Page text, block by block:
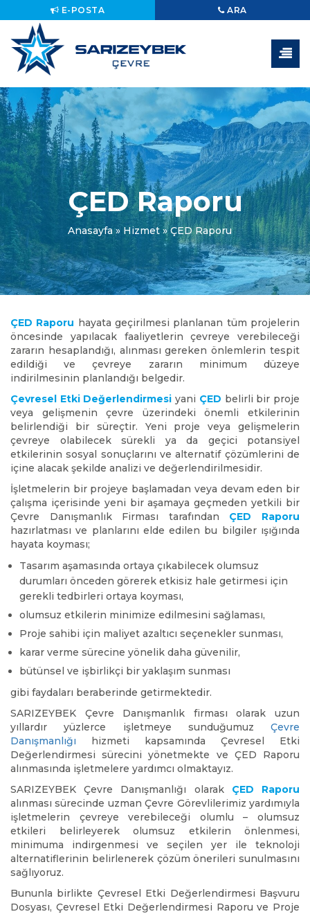
E-POSTA ARA
ÇED Raporu
Anasayfa» Hizmet»ÇED Raporu
ÇED Raporu hayata geçirilmesi planlanan tüm projelerin
öncesinde yapılacak faaliyetlerin çevreye verebileceği
zararın hesaplandığı, alınması gereken önlemlerin tespit
edildiği ve çevreye zararın minimum düzeye
indirilmesinin planlandığı belgedir.
Çevresel Etki Değerlendirmesi yani ÇED belirli bir proje
veya gelişmenin çevre üzerindeki önemli etkilerinin
belirlendiği bir süreçtir. Yeni proje veya gelişmelerin
çevreye olabilecek sürekli ya da geçici potansiyel
etkilerinin sosyal sonuçlarını ve alternatif çözümlerini de
içine alacak şekilde analizi ve değerlendirilmesidir.
İşletmelerin bir projeye başlamadan veya devam eden bir
çalışma içerisinde yeni bir aşamaya geçmeden yetkili bir
Çevre Danışmanlık Firması tarafından ÇED Raporu
hazırlatması ve planlarını elde edilen bu bilgiler ışığında
hayata koyması;
Tasarım aşamasında ortaya çıkabilecek olumsuz
durumları önceden görerek etkisiz hale getirmesi için
gerekli tedbirleri ortaya koyması,
olumsuz etkilerin minimize edilmesini sağlaması,
Proje sahibi için maliyet azaltıcı seçenekler sunması,
karar verme sürecine yönelik daha güvenilir,
bütünsel ve işbirlikçi bir yaklaşım sunması
gibi faydaları beraberinde getirmektedir.
SARIZEYBEK Çevre Danışmanlık firması olarak uzun
yıllardır yüzlerce işletmeye sunduğumuz Çevre
Danışmanlığı hizmeti kapsamında Çevresel Etki
Değerlendirmesi sürecini yönetmekte ve ÇED Raporu
alınmasında işletmelere yardımcı olmaktayız.
SARIZEYBEK Çevre Danışmanlığı olarak ÇED Raporu
alınması sürecinde uzman Çevre Görevlilerimiz yardımıyla
işletmelerin çevreye verebileceği olumlu – olumsuz
etkileri belirleyerek olumsuz etkilerin önlenmesi,
minimuma indirgenmesi ve seçilen yer ile teknoloji
alternatiflerinin belirlenerek çözüm önerileri sunulmasını
sağlıyoruz.
Bununla birlikte Çevresel Etki Değerlendirmesi Başvuru
Dosyası, Çevresel Etki Değerlendirmesi Raporu ve Proje